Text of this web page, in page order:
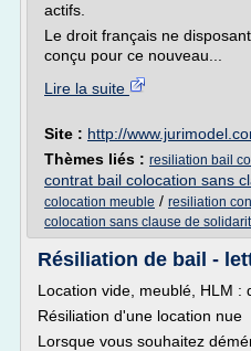
actifs.
Le droit français ne
conçu pour ce nouveau...
Lire la suite
Site : http://
Thèmes liés : resiliation bail
contrat bail colocation sans
colocation meuble / resiliation
colocation sans clause de
Résiliation de bail -
Location vide, meublé, HLM :
Résiliation d'une location nue
Lorsque vous souhaitez